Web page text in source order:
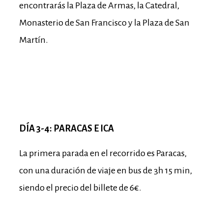
encontrarás la Plaza de Armas, la Catedral,
Monasterio de San Francisco y la Plaza de San
Martín.
DÍA 3-4: PARACAS E ICA
La primera parada en el recorrido es Paracas,
con una duración de viaje en bus de 3h 15 min,
siendo el precio del billete de 6€.